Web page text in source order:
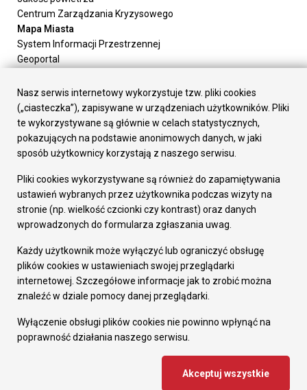
Centrum Zarządzania Kryzysowego
Mapa Miasta
System Informacji Przestrzennej
Geoportal
Załatw sprawę
Prezydent Miasta
Rada Miasta
Wydziały
Elektroniczna Skrzynka Podawcza
Gospodarka
Fundusze europejskie
Środki krajowe
Oferty inwestycyjne
Pozostałe
Deklaracja dostępności
Dane osobowe
Dodaj opinię o witrynie
Nasz serwis internetowy wykorzystuje tzw. pliki cookies
(„ciasteczka”), zapisywane w urządzeniach użytkowników. Pliki
te wykorzystywane są głównie w celach statystycznych,
pokazujących na podstawie anonimowych danych, w jaki
sposób użytkownicy korzystają z naszego serwisu.
Pliki cookies wykorzystywane są również do zapamiętywania
ustawień wybranych przez użytkownika podczas wizyty na
stronie (np. wielkość czcionki czy kontrast) oraz danych
wprowadzonych do formularza zgłaszania uwag.
Każdy użytkownik może wyłączyć lub ograniczyć obsługę
plików cookies w ustawieniach swojej przeglądarki
internetowej. Szczegółowe informacje jak to zrobić można
znaleźć w dziale pomocy danej przeglądarki.
Wyłączenie obsługi plików cookies nie powinno wpłynąć na
poprawność działania naszego serwisu.
Akceptuj wszystkie